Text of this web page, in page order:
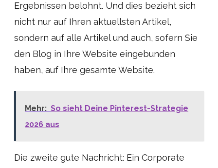
Ergebnissen belohnt. Und dies bezieht sich
nicht nur auf Ihren aktuellsten Artikel,
sondern auf alle Artikel und auch, sofern Sie
den Blog in Ihre Website eingebunden
haben, auf Ihre gesamte Website.
Mehr: So sieht Deine Pinterest-Strategie
2026 aus
Die zweite gute Nachricht: Ein Corporate